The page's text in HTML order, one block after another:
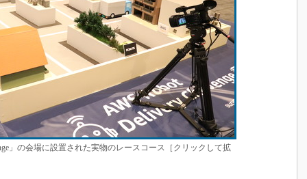
海外生産
グローバル設計・開発
制御セキュリティ
新型コロナへの対応
」の会場に設置された実物のレースコース［クリックして拡